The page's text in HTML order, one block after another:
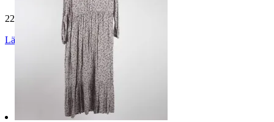
229 557 omdömen
Läs omdömen Följ